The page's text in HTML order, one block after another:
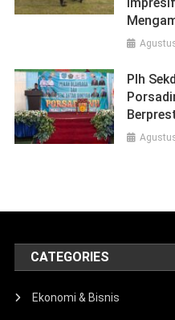
Plh
CATEGORIES
Ekonomi & Bisnis